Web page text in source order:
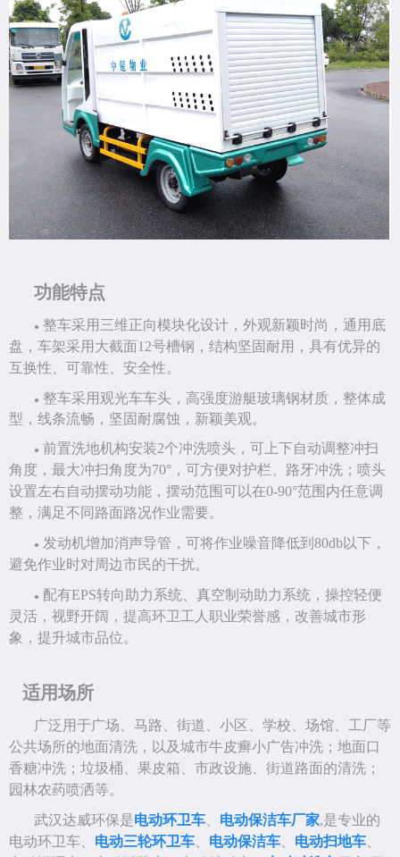
功能特点
● 整车采用三维正向模块化设计，外观新颖时尚，通用底
盘，车架采用大截面12号槽钢，结构坚固耐用，具有优异的
互换性、可靠性、安全性。
● 整车采用观光车车头，高强度游艇玻璃钢材质，整体成
型，线条流畅，坚固耐腐蚀，新颖美观。
● 前置洗地机构安装2个冲洗喷头，可上下自动调整冲扫
角度，最大冲扫角度为70°，可方便对护栏、路牙冲洗；喷头
设置左右自动摆动功能，摆动范围可以在0-90°范围内任意调
整，满足不同路面路况作业需要。
● 发动机增加消声导管，可将作业噪音降低到 80db以下，
避免作业时对周边市民的干扰。
● 配有EPS转向助力系统、真空制动助力系统，操控轻便
灵活，视野开阔，提高环卫工人职业荣誉感，改善城市形
象，提升城市品位。
适用场所
广泛用于广场、马路、街道、小区、学校、场馆、工厂等
公共场所的地面清洗，以及城市牛皮癣小广告冲洗；地面口
香糖冲洗；垃圾桶、果皮箱、市政设施、街道路面的清洗；
园林农药喷洒等。
武汉达威环保是电动环卫车 电动保洁车厂家,是专业的
电动环卫车、 电动三轮环卫车 电动保洁车 电动扫地车